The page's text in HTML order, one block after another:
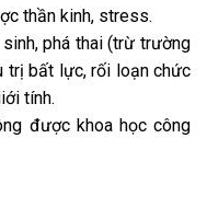
thần kinh, stress.
phá thai (trừ trường
trị bất lực, rối loạn chức
tính.
được khoa học công